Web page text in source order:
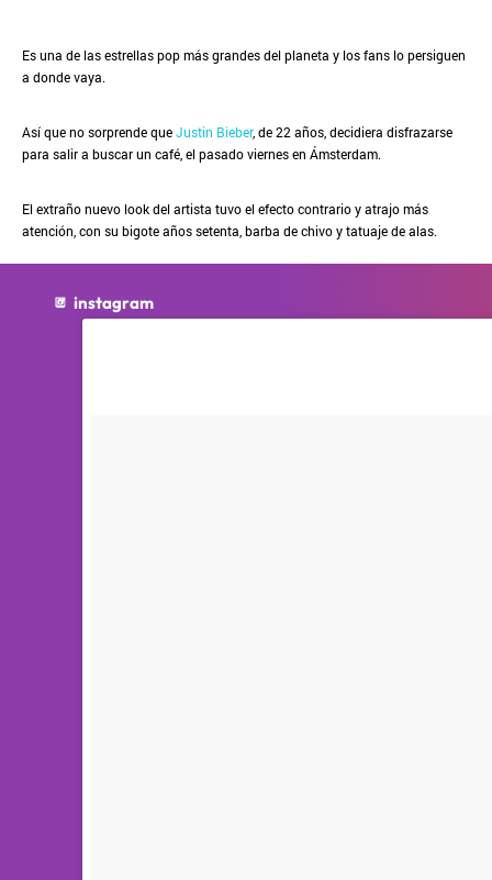
Es una de las estrellas pop más grandes del planeta y los fans lo persiguen
a donde vaya.
Así que no sorprende queJustin Bieber, de 22 años, decidiera disfrazarse
para salir a buscar un café, el pasado viernes en Ámsterdam.
El extraño nuevo look del artista tuvo el efecto contrario y atrajo más
atención, con su bigote años setenta, barba de chivo y tatuaje de alas.
instagram